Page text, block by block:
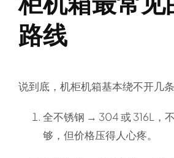
路线
说到底，机柜机箱基本绕不开几条
全不锈钢 → 304 或 316L，
够，但价格压得人心疼。